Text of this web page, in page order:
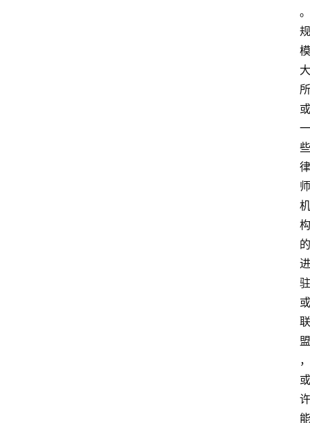
。
规
模
大
所
或
一
些
律
师
机
构
的
进
驻
或
联
盟
，
或
许
能